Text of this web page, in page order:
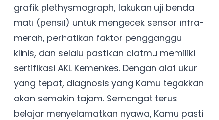
grafik plethysmograph, lakukan uji benda
mati (pensil) untuk mengecek sensor infra-
merah, perhatikan faktor pengganggu
klinis, dan selalu pastikan alatmu memiliki
sertifikasi AKL Kemenkes. Dengan alat ukur
yang tepat, diagnosis yang Kamu tegakkan
akan semakin tajam. Semangat terus
belajar menyelamatkan nyawa, Kamu pasti